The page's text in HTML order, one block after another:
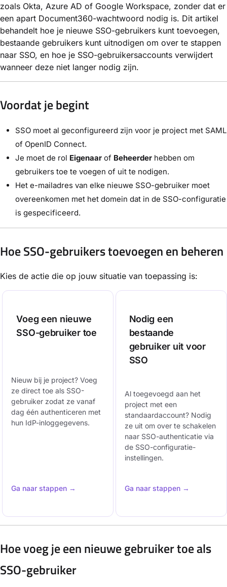
zoals Okta, Azure AD of Google Workspace, zonder dat er
een apart Document360-wachtwoord nodig is. Dit artikel
behandelt hoe je nieuwe SSO-gebruikers kunt toevoegen,
bestaande gebruikers kunt uitnodigen om over te stappen
naar SSO, en hoe je SSO-gebruikersaccounts verwijdert
wanneer deze niet langer nodig zijn.
Voordat je begint
SSO moet al geconfigureerd zijn voor je project met SAML
of OpenID Connect.
Je moet de rol Eigenaar of Beheerder hebben om
gebruikers toe te voegen of uit te nodigen.
Het e-mailadres van elke nieuwe SSO-gebruiker moet
overeenkomen met het domein dat in de SSO-configuratie
is gespecificeerd.
Hoe SSO-gebruikers toevoegen en beheren
Kies de actie die op jouw situatie van toepassing is:
Voeg een nieuwe
SSO-gebruiker toe
Nieuw bij je project? Voeg
ze direct toe als SSO-
gebruiker zodat ze vanaf
dag één authenticeren met
hun IdP-inloggegevens.
Ga naar stappen →
Nodig een
bestaande
gebruiker uit voor
SSO
Al toegevoegd aan het
project met een
standaardaccount? Nodig
ze uit om over te schakelen
naar SSO-authenticatie via
de SSO-configuratie-
instellingen.
Ga naar stappen →
Hoe voeg je een nieuwe gebruiker toe als
SSO-gebruiker